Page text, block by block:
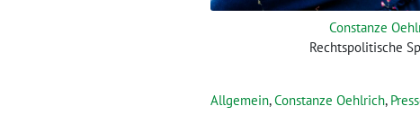
Constanze
Rechtspolitische
Allgemein,Constanze Oehlrich,